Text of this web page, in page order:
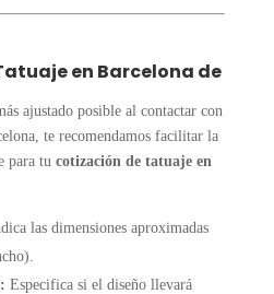
en Barcelona de
ajustado posible al contactar con
te recomendamos facilitar la
para tu cotización de tatuaje en
las dimensiones aproximadas
Especifica si el diseño llevará